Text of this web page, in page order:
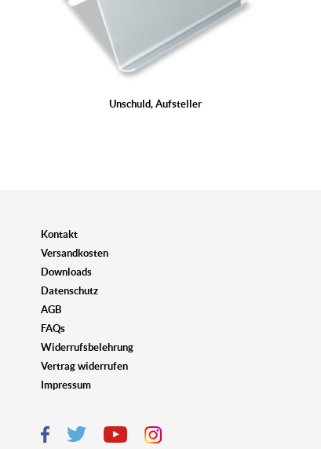
Unschuld, Aufsteller
Kontakt
Versandkosten
Downloads
Datenschutz
AGB
FAQs
Widerrufsbelehrung
Vertrag widerrufen
Impressum